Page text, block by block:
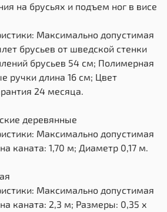
на брусьях и подъем ног в висе
Максимально допустимая
брусьев от шведской стенки
брусьев 54 см; Полимерная
ручки длина 16 см; Цвет
24 месяца.
деревянные
Максимально допустимая
каната: 1,70 м; Диаметр 0,17 м.
Максимально допустимая
каната: 2,3 м; Размеры: 0,35 х